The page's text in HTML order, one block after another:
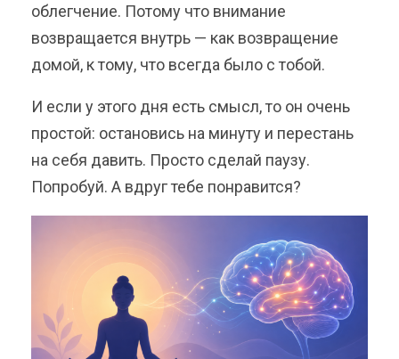
облегчение. Потому что внимание
возвращается внутрь — как возвращение
домой, к тому, что всегда было с тобой.
И если у этого дня есть смысл, то он очень
простой: остановись на минуту и перестань
на себя давить. Просто сделай паузу.
Попробуй. А вдруг тебе понравится?